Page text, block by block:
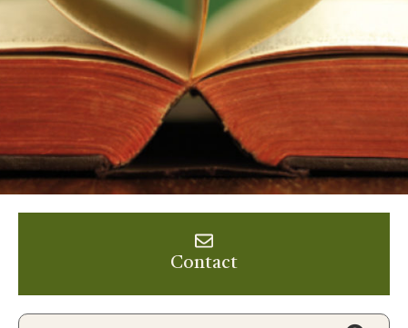
Contact